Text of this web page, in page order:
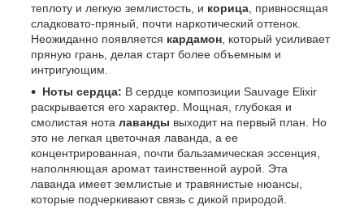
теплоту и легкую землистость, и корица , привносящая
сладковато-пряный, почти наркотический оттенок.
Неожиданно появляется кардамон , который усиливает
пряную грань, делая старт более объемным и
интригующим.
Ноты сердца: В сердце композиции Sauvage Elixir
раскрывается его характер. Мощная, глубокая и
смолистая нота лаванды выходит на первый план. Но
это не легкая цветочная лаванда, а ее
концентрированная, почти бальзамическая эссенция,
наполняющая аромат таинственной аурой. Эта
лаванда имеет землистые и травянистые нюансы,
которые подчеркивают связь с дикой природой.